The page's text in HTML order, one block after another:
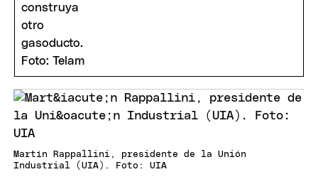
Martín Rappallini, presidente de la Unión
Industrial (UIA). Foto: UIA